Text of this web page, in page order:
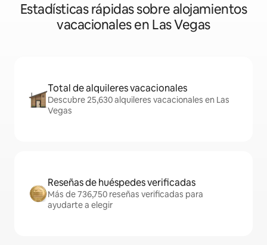
Estadísticas rápidas sobre alojamientos
vacacionales en Las Vegas
Total de alquileres vacacionales
Descubre 25,630 alquileres vacacionales en Las
Vegas
Reseñas de huéspedes verificadas
Más de 736,750 reseñas verificadas para
ayudarte a elegir